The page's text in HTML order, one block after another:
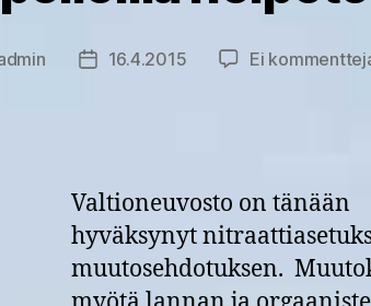
Julkaisupäivämäärä
16.4.2015 Ei
Valtioneuvosto on tänään
hyväksynyt
muutosehdotuksen.